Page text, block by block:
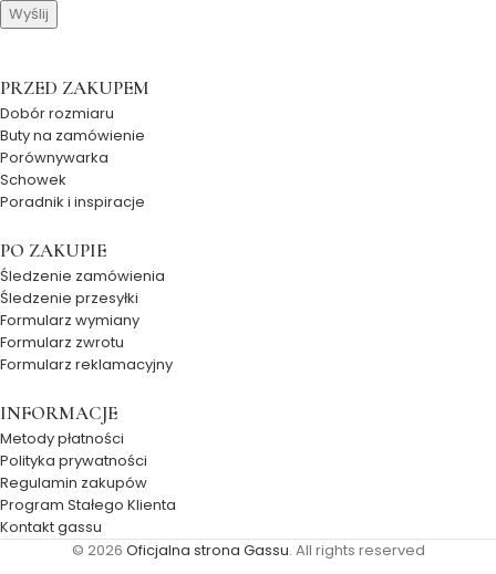
PRZED ZAKUPEM
Dobór rozmiaru
Buty na zamówienie
Porównywarka
Schowek
Poradnik i inspiracje
PO ZAKUPIE
Śledzenie zamówienia
Śledzenie przesyłki
Formularz wymiany
Formularz zwrotu
Formularz reklamacyjny
INFORMACJE
Metody płatności
Polityka prywatności
Regulamin zakupów
Program Stałego Klienta
Kontakt gassu
© 2026 Oficjalna strona Gassu. All rights reserved